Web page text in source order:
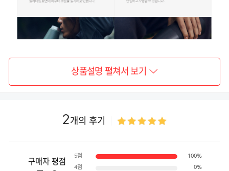
상품설명 펼쳐서 보기
2개의 후기
구매자 평점
5점 100%
4점 0%